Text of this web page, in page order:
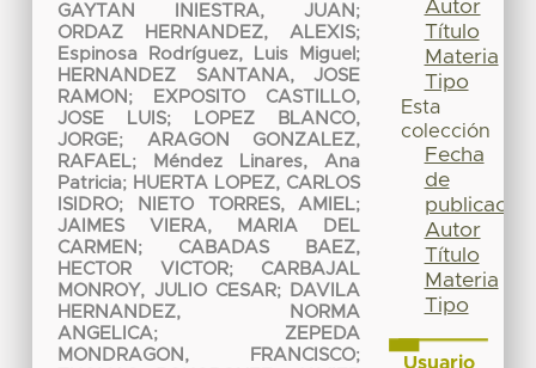
GAYTAN INIESTRA, JUAN ;
ORDAZ HERNANDEZ, ALEXIS;
Espinosa Rodríguez, Luis Miguel ;
HERNANDEZ SANTANA, JOSE
RAMON ;
EXPOSITO CASTILLO,
JOSE LUIS;
LOPEZ BLANCO,
JORGE; ARAGON GONZALEZ,
RAFAEL;
Méndez Linares, Ana
Patricia; HUERTA LOPEZ, CARLOS
ISIDRO; NIETO TORRES, AMIEL;
JAIMES VIERA, MARIA DEL
CARMEN ; CABADAS BAEZ,
HECTOR VICTOR; CARBAJAL
MONROY, JULIO CESAR;
DAVILA
HERNANDEZ, NORMA
ANGELICA; ZEPEDA
MONDRAGON, FRANCISCO;
Autor
Título
Materia
Tipo
Esta
colección
Fecha
de
publicación
Autor
Título
Materia
Tipo
Usuario